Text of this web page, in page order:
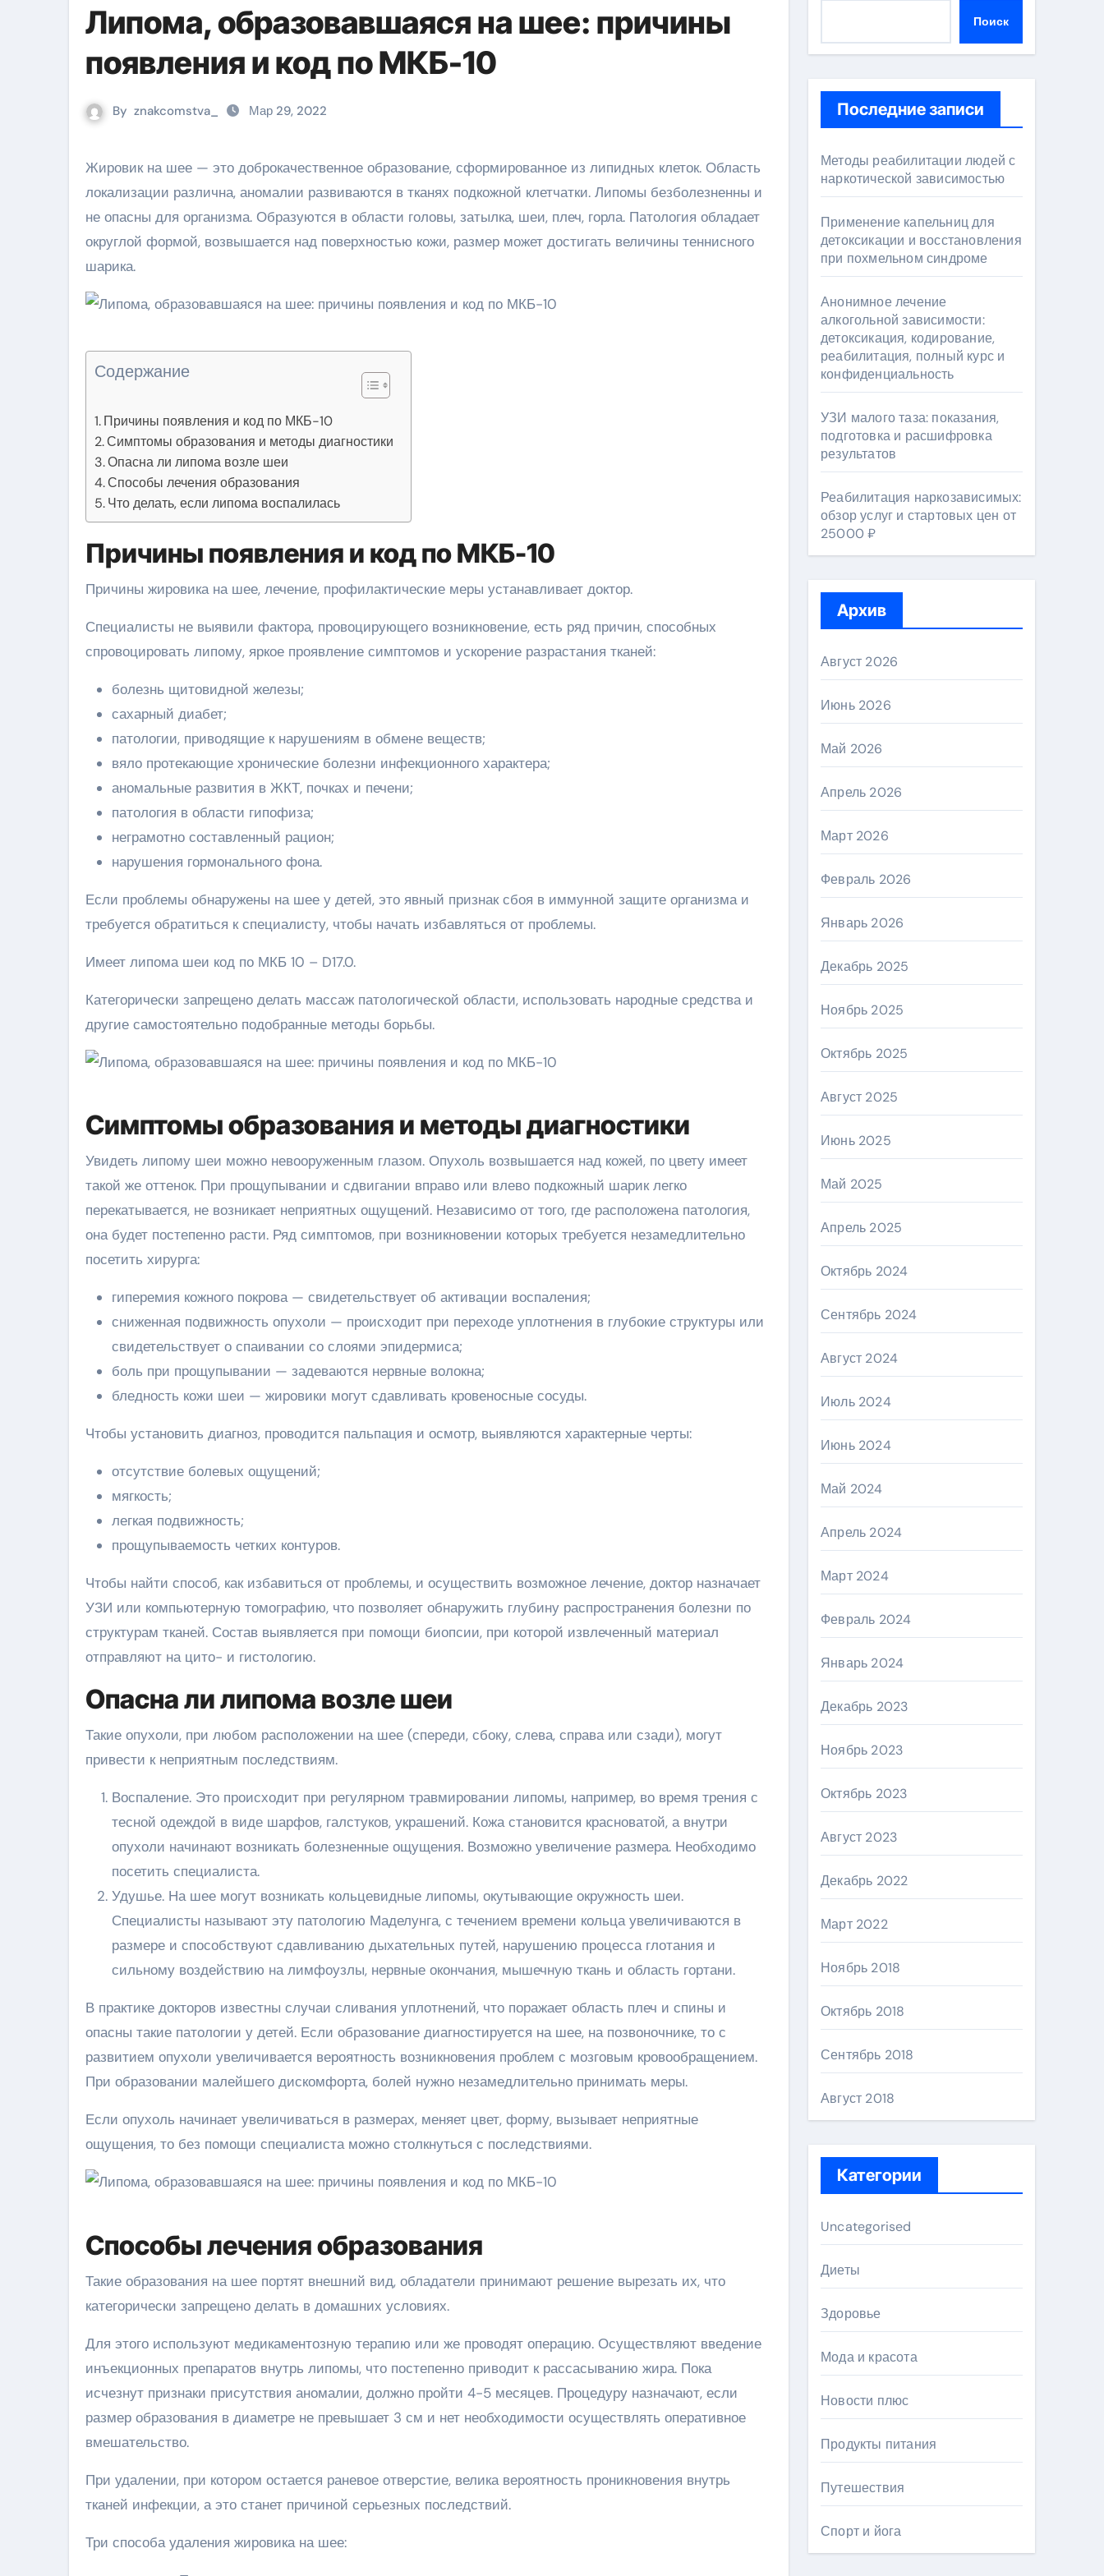
Липома, образовавшаяся на шее: причины
появления и код по МКБ-10
By znakcomstva_ Мар 29, 2022
Жировик на шее — это доброкачественное образование, сформированное из липидных клеток. Область
локализации различна, аномалии развиваются в тканях подкожной клетчатки. Липомы безболезненны и
не опасны для организма. Образуются в области головы, затылка, шеи, плеч, горла. Патология обладает
округлой формой, возвышается над поверхностью кожи, размер может достигать величины теннисного
шарика.
Содержание
Причины появления и код по МКБ-10
Симптомы образования и методы диагностики
Опасна ли липома возле шеи
Способы лечения образования
Что делать, если липома воспалилась
Причины появления и код по МКБ-10
Причины жировика на шее, лечение, профилактические меры устанавливает доктор.
Специалисты не выявили фактора, провоцирующего возникновение, есть ряд причин, способных
спровоцировать липому, яркое проявление симптомов и ускорение разрастания тканей:
болезнь щитовидной железы;
сахарный диабет;
патологии, приводящие к нарушениям в обмене веществ;
вяло протекающие хронические болезни инфекционного характера;
аномальные развития в ЖКТ, почках и печени;
патология в области гипофиза;
неграмотно составленный рацион;
нарушения гормонального фона.
Если проблемы обнаружены на шее у детей, это явный признак сбоя в иммунной защите организма и
требуется обратиться к специалисту, чтобы начать избавляться от проблемы.
Имеет липома шеи код по МКБ 10 – D17.0.
Категорически запрещено делать массаж патологической области, использовать народные средства и
другие самостоятельно подобранные методы борьбы.
Симптомы образования и методы диагностики
Увидеть липому шеи можно невооруженным глазом. Опухоль возвышается над кожей, по цвету имеет
такой же оттенок. При прощупывании и сдвигании вправо или влево подкожный шарик легко
перекатывается, не возникает неприятных ощущений. Независимо от того, где расположена патология,
она будет постепенно расти. Ряд симптомов, при возникновении которых требуется незамедлительно
посетить хирурга:
гиперемия кожного покрова — свидетельствует об активации воспаления;
сниженная подвижность опухоли — происходит при переходе уплотнения в глубокие структуры или
свидетельствует о спаивании со слоями эпидермиса;
боль при прощупывании — задеваются нервные волокна;
бледность кожи шеи — жировики могут сдавливать кровеносные сосуды.
Чтобы установить диагноз, проводится пальпация и осмотр, выявляются характерные черты:
отсутствие болевых ощущений;
мягкость;
легкая подвижность;
прощупываемость четких контуров.
Чтобы найти способ, как избавиться от проблемы, и осуществить возможное лечение, доктор назначает
УЗИ или компьютерную томографию, что позволяет обнаружить глубину распространения болезни по
структурам тканей. Состав выявляется при помощи биопсии, при которой извлеченный материал
отправляют на цито- и гистологию.
Опасна ли липома возле шеи
Такие опухоли, при любом расположении на шее (спереди, сбоку, слева, справа или сзади), могут
привести к неприятным последствиям.
Воспаление. Это происходит при регулярном травмировании липомы, например, во время трения с
тесной одеждой в виде шарфов, галстуков, украшений. Кожа становится красноватой, а внутри
опухоли начинают возникать болезненные ощущения. Возможно увеличение размера. Необходимо
посетить специалиста.
Удушье. На шее могут возникать кольцевидные липомы, окутывающие окружность шеи.
Специалисты называют эту патологию Маделунга, с течением времени кольца увеличиваются в
размере и способствуют сдавливанию дыхательных путей, нарушению процесса глотания и
сильному воздействию на лимфоузлы, нервные окончания, мышечную ткань и область гортани.
В практике докторов известны случаи сливания уплотнений, что поражает область плеч и спины и
опасны такие патологии у детей. Если образование диагностируется на шее, на позвоночнике, то с
развитием опухоли увеличивается вероятность возникновения проблем с мозговым кровообращением.
При образовании малейшего дискомфорта, болей нужно незамедлительно принимать меры.
Если опухоль начинает увеличиваться в размерах, меняет цвет, форму, вызывает неприятные
ощущения, то без помощи специалиста можно столкнуться с последствиями.
Способы лечения образования
Такие образования на шее портят внешний вид, обладатели принимают решение вырезать их, что
категорически запрещено делать в домашних условиях.
Для этого используют медикаментозную терапию или же проводят операцию. Осуществляют введение
инъекционных препаратов внутрь липомы, что постепенно приводит к рассасыванию жира. Пока
исчезнут признаки присутствия аномалии, должно пройти 4-5 месяцев. Процедуру назначают, если
размер образования в диаметре не превышает 3 см и нет необходимости осуществлять оперативное
вмешательство.
При удалении, при котором остается раневое отверстие, велика вероятность проникновения внутрь
тканей инфекции, а это станет причиной серьезных последствий.
Три способа удаления жировика на шее:
Поиск
Последние записи
Методы реабилитации людей с
наркотической зависимостью
Применение капельниц для
детоксикации и восстановления
при похмельном синдроме
Анонимное лечение
алкогольной зависимости:
детоксикация, кодирование,
реабилитация, полный курс и
конфиденциальность
УЗИ малого таза: показания,
подготовка и расшифровка
результатов
Реабилитация наркозависимых:
обзор услуг и стартовых цен от
25000 ₽
Архив
Август 2026
Июнь 2026
Май 2026
Апрель 2026
Март 2026
Февраль 2026
Январь 2026
Декабрь 2025
Ноябрь 2025
Октябрь 2025
Август 2025
Июнь 2025
Май 2025
Апрель 2025
Октябрь 2024
Сентябрь 2024
Август 2024
Июль 2024
Июнь 2024
Май 2024
Апрель 2024
Март 2024
Февраль 2024
Январь 2024
Декабрь 2023
Ноябрь 2023
Октябрь 2023
Август 2023
Декабрь 2022
Март 2022
Ноябрь 2018
Октябрь 2018
Сентябрь 2018
Август 2018
Категории
Uncategorised
Диеты
Здоровье
Мода и красота
Новости плюс
Продукты питания
Путешествия
Спорт и йога